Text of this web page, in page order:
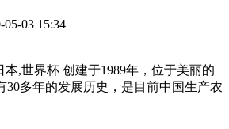
05-03 15:34
本,世界杯 创建于1989年，位于美丽的
30多年的发展历史，是目前中国生产农